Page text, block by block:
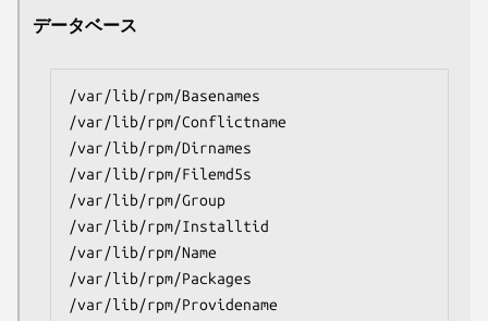
データベース
/var/lib/rpm/Basenames
/var/lib/rpm/Conflictname
/var/lib/rpm/Dirnames
/var/lib/rpm/Filemd5s
/var/lib/rpm/Group
/var/lib/rpm/Installtid
/var/lib/rpm/Name
/var/lib/rpm/Packages
/var/lib/rpm/Providename